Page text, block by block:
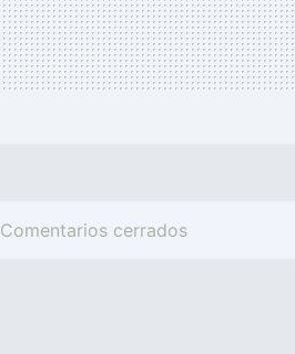
Comentarios cerrados